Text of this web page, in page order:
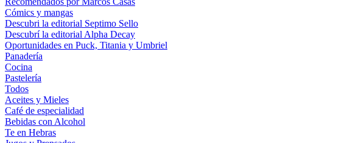
Cómics y mangas
Descubri la editorial Septimo Sello
Descubrí la editorial Alpha Decay
Oportunidades en Puck, Titania y Umbriel
Panadería
Cocina
Pastelería
Todos
Aceites y Mieles
Café de especialidad
Bebidas con Alcohol
Te en Hebras